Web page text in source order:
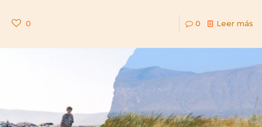
0 0 Leer más